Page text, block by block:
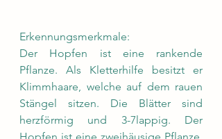
Erkennungsmerkmale:
Der Hopfen ist eine rankende
Pflanze. Als Kletterhilfe besitzt er
Klimmhaare, welche auf dem rauen
Stängel sitzen. Die Blätter sind
herzförmig und 3-7lappig. Der